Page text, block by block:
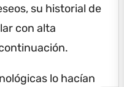
su historial de
con alta
lo hacían